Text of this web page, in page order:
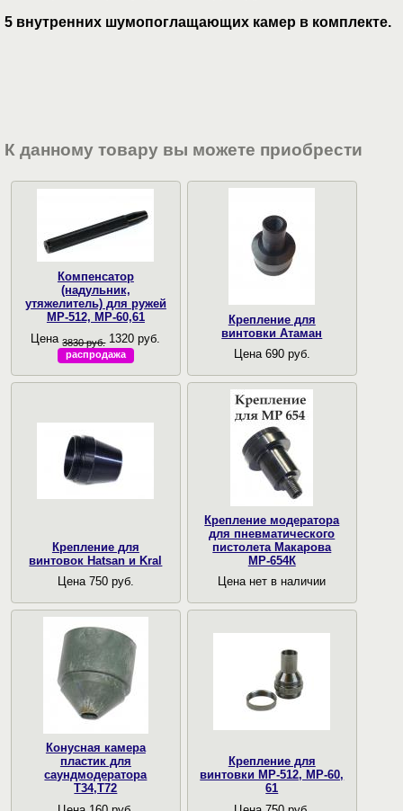
5 внутренних шумопоглащающих камер в комплекте.
К данному товару вы можете приобрести
Компенсатор
(надульник,
утяжелитель) для ружей
МР-512, МР-60,61
Цена3830 руб. 1320 руб.
распродажа
Крепление для
винтовки Атаман
Цена 690 руб.
Крепление для
винтовок Hatsan и Kral
Цена 750 руб.
Крепление модератора
для пневматического
пистолета Макарова
МР-654К
Цена нет в наличии
Конусная камера
пластик для
саундмодератора
Т34,Т72
Крепление для
винтовки МР-512, МР-60,
61